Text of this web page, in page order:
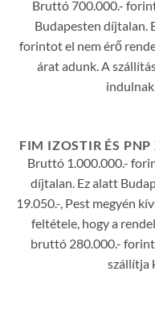
Bruttó 700.000.-
Budapesten díjtalan.
forintot el nem érő
árat adunk. A
FIM IZOSTIR ÉS PNP
Bruttó 1.000.000.-
díjtalan. Ez alatt
19.050.-, Pest megyén
feltétele, hogy a
bruttó 280.000.-
szállítja